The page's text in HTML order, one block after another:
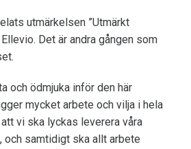
utmärkelsen ”Utmärkt
Det är andra gången som
och ödmjuka inför den här
mycket arbete och vilja i hela
vi ska lyckas leverera våra
och samtidigt ska allt arbete